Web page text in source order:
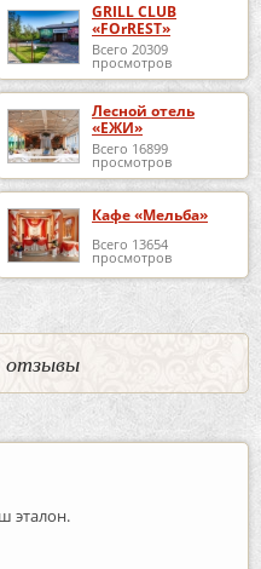
GRILL CLUB
«FOrREST»
Всего 20309
просмотров
Лесной отель
«ЕЖИ»
Всего 16899
просмотров
Кафе «Мельба»
Всего 13654
просмотров
отзывы
эталон.